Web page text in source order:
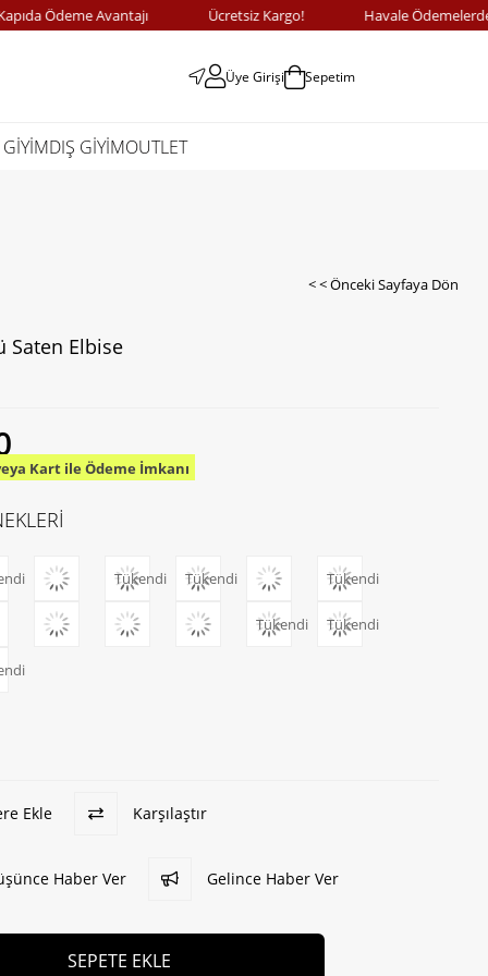
Ödeme Avantajı Ücretsiz Kargo! Havale Ödemelerde
Üye Girişi Sepetim
DIŞ GİYİMOUTLET
< < Önceki Sayfaya Dön
Saten Elbise
Kart ile Ödeme İmkanı
Tükendi Tükendi Tükendi
Tükendi Tükendi
Ekle Karşılaştır
Haber Ver Gelince Haber Ver